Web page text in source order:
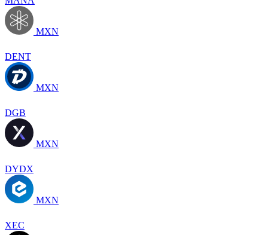
MXN
DENT
MXN
DGB
MXN
DYDX
MXN
XEC